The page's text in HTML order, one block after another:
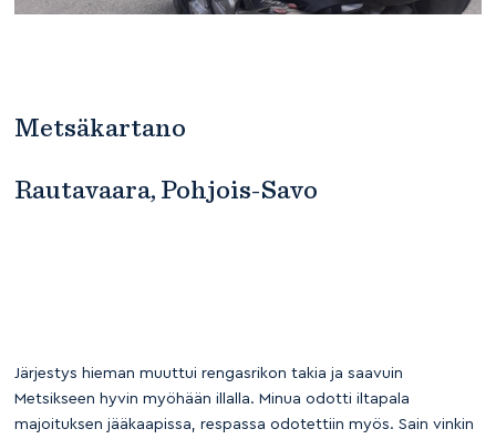
Metsäkartano
Rautavaara, Pohjois-Savo
Järjestys hieman muuttui rengasrikon takia ja saavuin
Metsikseen hyvin myöhään illalla. Minua odotti iltapala
majoituksen jääkaapissa, respassa odotettiin myös. Sain vinkin